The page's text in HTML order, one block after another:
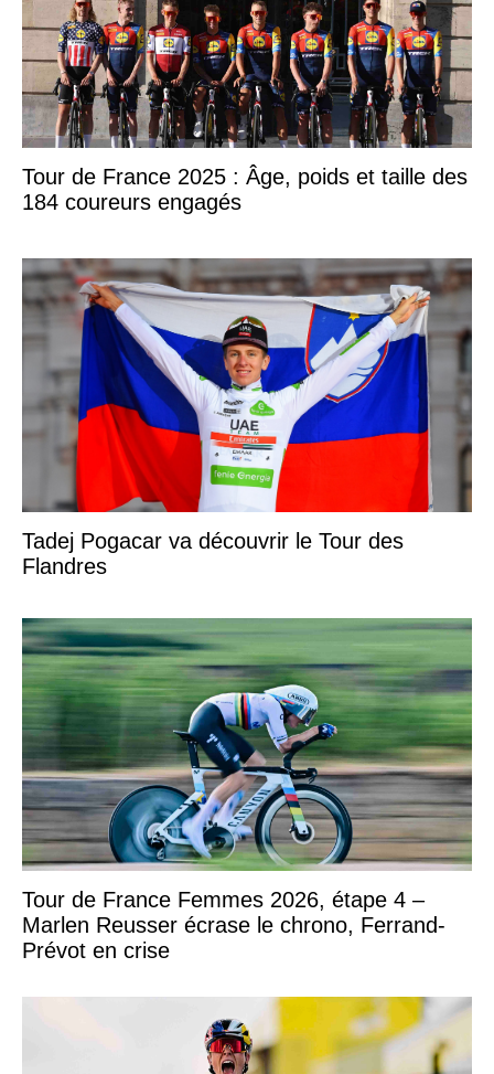
Tour de France 2025 : Âge, poids et taille des
184 coureurs engagés
Tadej Pogacar va découvrir le Tour des
Flandres
Tour de France Femmes 2026, étape 4 –
Marlen Reusser écrase le chrono, Ferrand-
Prévot en crise